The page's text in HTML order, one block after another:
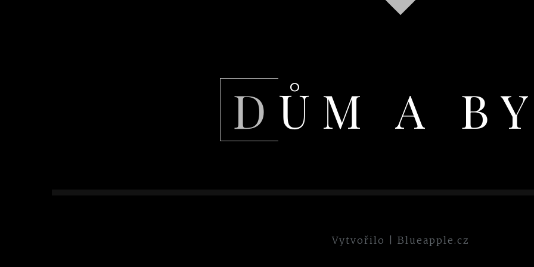
DŮM A
Vytvořilo Blueapple.cz